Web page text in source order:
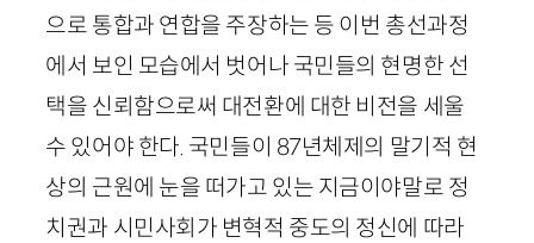
으로 통합과 연합을 주장하는 등 이번 총선과정
에서 보인 모습에서 벗어나 국민들의 현명한 선
택을 신뢰함으로써 대전환에 대한 비전을 세울
수 있어야 한다. 국민들이 87년체제의 말기적 현
상의 근원에 눈을 떠가고 있는 지금이야말로 정
치권과 시민사회가 변혁적 중도의 정신에 따라